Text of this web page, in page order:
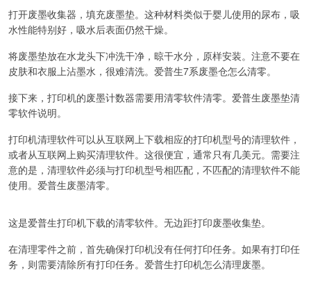
打开废墨收集器，填充废墨垫。这种材料类似于婴儿使用的尿布，吸
水性能特别好，吸水后表面仍然干燥。
将废墨垫放在水龙头下冲洗干净，晾干水分，原样安装。注意不要在
皮肤和衣服上沾墨水，很难清洗。爱普生7系废墨仓怎么清零。
接下来，打印机的废墨计数器需要用清零软件清零。爱普生废墨垫清
零软件说明。
打印机清理软件可以从互联网上下载相应的打印机型号的清理软件，
或者从互联网上购买清理软件。这很便宜，通常只有几美元。需要注
意的是，清理软件必须与打印机型号相匹配，不匹配的清理软件不能
使用。爱普生废墨清零。
这是爱普生打印机下载的清零软件。无边距打印废墨收集垫。
在清理零件之前，首先确保打印机没有任何打印任务。如果有打印任
务，则需要清除所有打印任务。爱普生打印机怎么清理废墨。